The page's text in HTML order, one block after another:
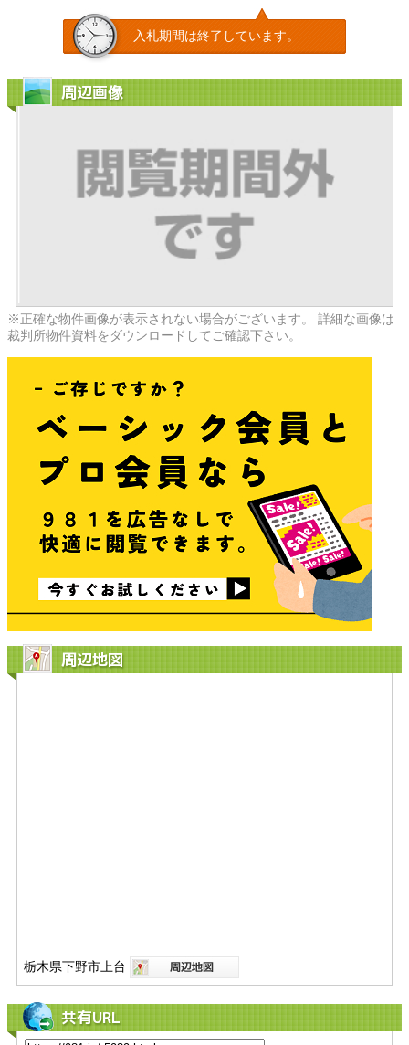
入札期間は終了しています。
周辺画像
※正確な物件画像が表示されない場合がございます。 詳細な画像は
裁判所物件資料をダウンロードしてご確認下さい。
周辺地図
栃木県下野市上台
共有URL